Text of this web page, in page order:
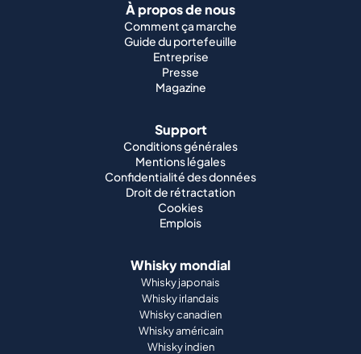
À propos de nous
Comment ça marche
Guide du portefeuille
Entreprise
Presse
Magazine
Support
Conditions générales
Mentions légales
Confidentialité des données
Droit de rétractation
Cookies
Emplois
Whisky mondial
Whisky japonais
Whisky irlandais
Whisky canadien
Whisky américain
Whisky indien